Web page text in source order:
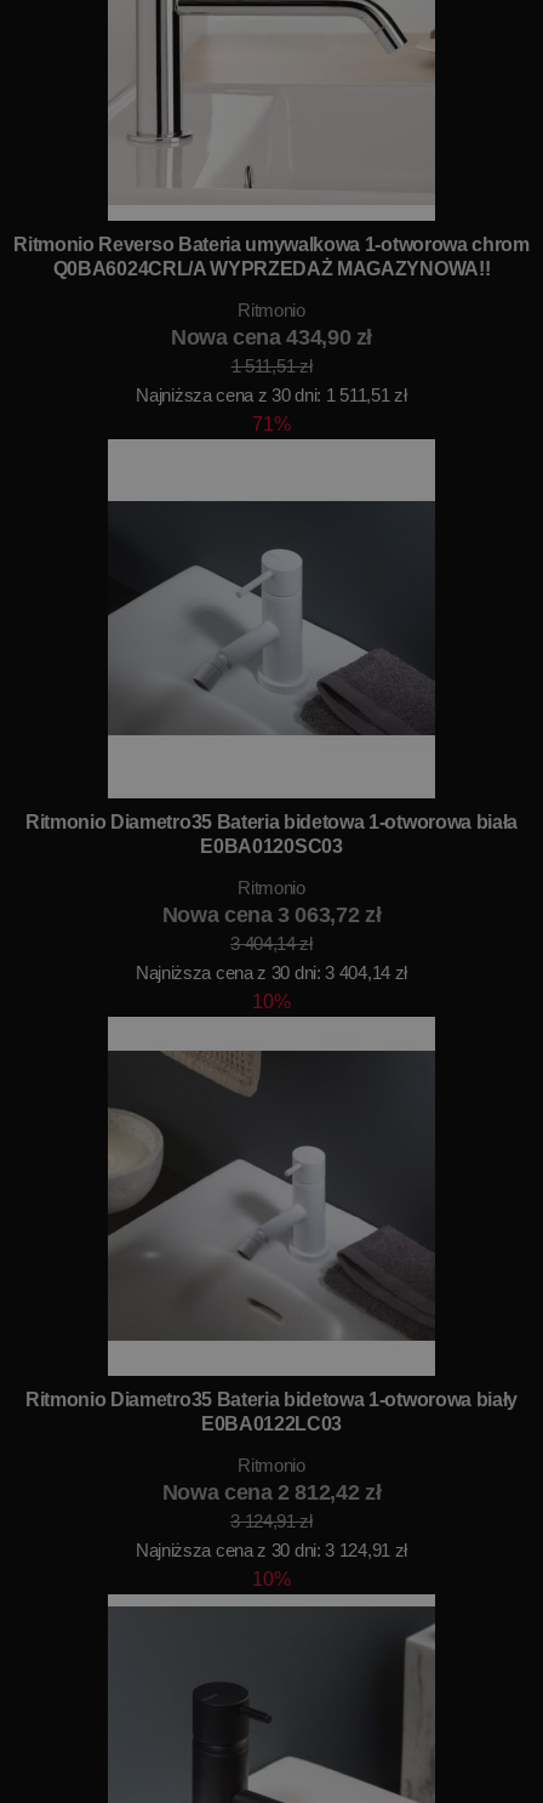
Ritmonio Reverso Bateria umywalkowa 1-otworowa chrom
Q0BA6024CRL/A WYPRZEDAŻ MAGAZYNOWA!!
Ritmonio
Nowa cena 434,90 zł
1 511,51 zł
Najniższa cena z 30 dni: 1 511,51 zł
71%
Ritmonio Diametro35 Bateria bidetowa 1-otworowa biała
E0BA0120SC03
Ritmonio
Nowa cena 3 063,72 zł
3 404,14 zł
Najniższa cena z 30 dni: 3 404,14 zł
10%
Ritmonio Diametro35 Bateria bidetowa 1-otworowa biały
E0BA0122LC03
Ritmonio
Nowa cena 2 812,42 zł
3 124,91 zł
Najniższa cena z 30 dni: 3 124,91 zł
10%